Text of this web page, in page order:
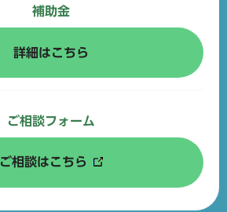
補助金
詳細はこちら
ご相談フォーム
ご相談はこちら